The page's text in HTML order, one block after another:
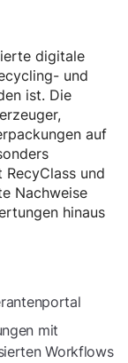
digitale
und
ist. Die
auf
und
Nachweise
hinaus
mit
Workflows